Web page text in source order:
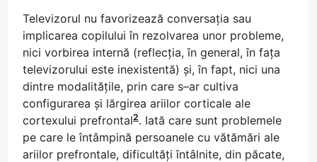
Televizorul nu favorizează conversația sau
implicarea copilului în rezolvarea unor probleme,
nici vorbirea internă (reflecția, în general, în fața
televizorului este inexistentă) și, în fapt, nici una
dintre modalitățile, prin care s–ar cultiva
configurarea și lărgirea ariilor corticale ale
cortexului prefrontal2. Iată care sunt problemele
pe care le întâmpină persoanele cu vătămări ale
ariilor prefrontale, dificultăți întâlnite, din păcate,